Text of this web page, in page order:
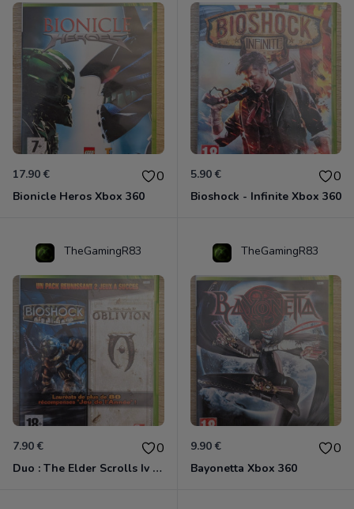
17.90 € 0
Bionicle Heros Xbox 360
5.90 € 0
Bioshock - Infinite Xbox 360
TheGamingR83
7.90 € 0
Duo : The Elder Scrolls Iv - Oblivion + Bioshock Xbox 360
TheGamingR83
9.90 € 0
Bayonetta Xbox 360